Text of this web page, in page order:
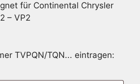
für Continental Chrysler
– VP2
TVPQN/TQN... eintragen: